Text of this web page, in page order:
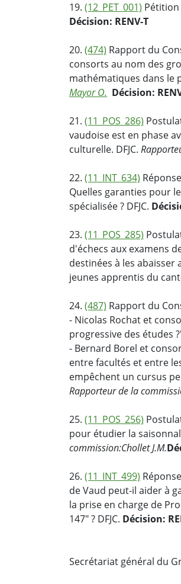
19. (12_PET_001) Pétition
Décision: RENV-T
20. (474) Rapport du
consorts au nom des
mathématiques dans le
Mayor O. Décision:
21. (11_POS_286)
vaudoise est en phase
culturelle. DFJC.
22. (11_INT_634)
Quelles garanties pour
spécialisée ? DFJC.
23. (11_POS_285)
d'échecs aux examens
destinées à les
jeunes apprentis du
24. (487) Rapport du
- Nicolas Rochat et
progressive des études
- Bernard Borel et
entre facultés et entre
empêchent un cursus
Rapporteur de la
25. (11_POS_256)
pour étudier la
commission:Chollet J.M.
26. (11_INT_499)
de Vaud peut-il aider à
la prise en charge de
147" ? DFJC. Décision:
Secrétariat général du